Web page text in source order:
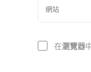
在瀏覽器